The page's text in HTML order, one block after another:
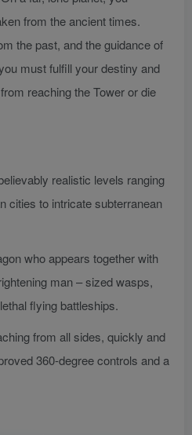
from the ancient times.
the past, and the guidance of
must fulfill your destiny and
reaching the Tower or die
realistic levels ranging
cities to intricate subterranean
who appears together with
man – sized wasps,
flying battleships.
from all sides, quickly and
360-degree controls and a